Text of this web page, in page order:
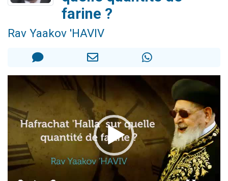
Il reste 49 places pour étudier en groupe sur Zoom
Eva vient de donner son Maasser
farine ?
Rav Yaakov 'HAVIV